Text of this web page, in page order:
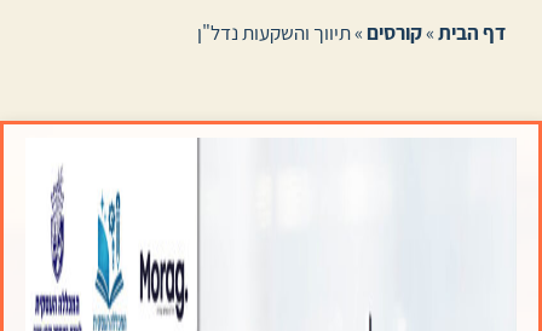
דף הבית»קורסים »תיווך והשקעות נדל"ן